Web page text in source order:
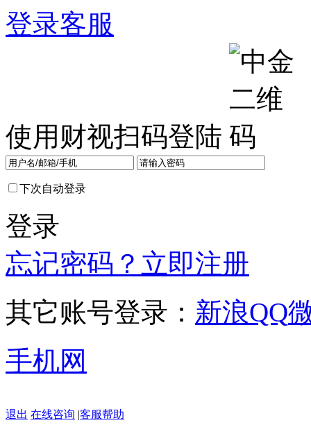
登录客服
使用财视扫码登陆
下次自动登录
登录
忘记密码？ 立即注册
其它账号登录： 新浪QQ
手机网
退出 在线咨询 |客服帮助